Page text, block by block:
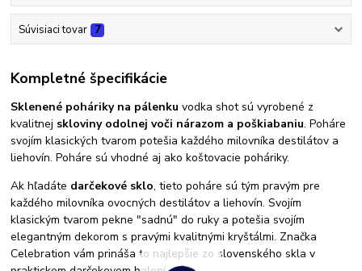
Súvisiaci tovar 7
Kompletné špecifikácie
Sklenené poháriky na pálenku vodka shot sú vyrobené z
kvalitnej skloviny odolnej voči nárazom a poškiabaniu. Poháre
svojím klasických tvarom potešia každého milovníka destilátov a
liehovín. Poháre sú vhodné aj ako koštovacie poháriky.
Ak hľadáte darčekové sklo, tieto poháre sú tým pravým pre
každého milovníka ovocných destilátov a liehovín. Svojím
klasickým tvarom pekne "sadnú" do ruky a potešia svojím
elegantným dekorom s pravými kvalitnými kryštálmi. Značka
Celebration vám prináša to najlepšie zo slovenského skla v